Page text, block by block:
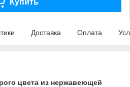
Доставка Оплата
цвета из нержавеющей